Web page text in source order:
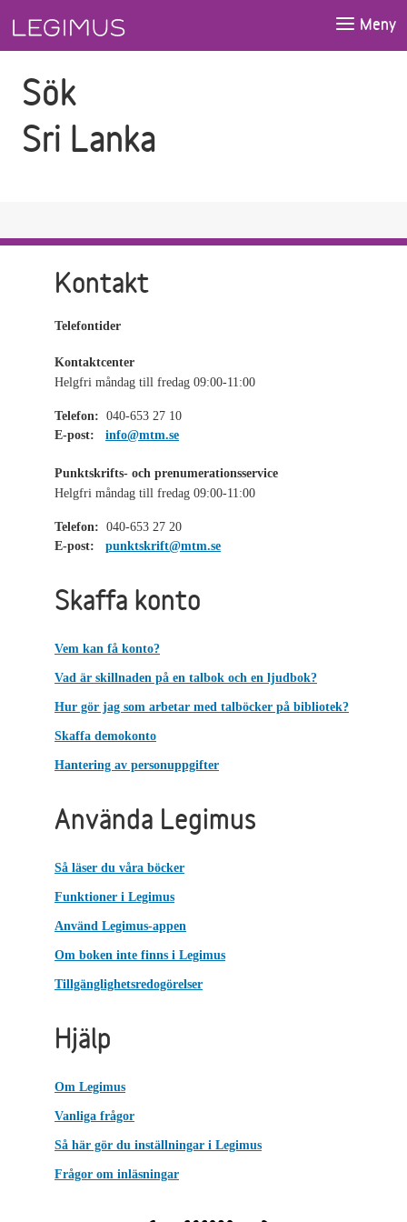
Meny
Sök
Sri Lanka
Kontakt
Telefontider
Kontaktcenter
Helgfri måndag till fredag 09:00-11:00
Telefon: 040-653 27 10
E-post:
info@mtm.se
Punktskrifts- och prenumerationsservice
Helgfri måndag till fredag 09:00-11:00
Telefon: 040-653 27 20
E-post:
punktskrift@mtm.se
Skaffa konto
Vem kan få konto?
Vad är skillnaden på en talbok och en ljudbok?
Hur gör jag som arbetar med talböcker på bibliotek?
Skaffa demokonto
Hantering av personuppgifter
Använda Legimus
Så läser du våra böcker
Funktioner i Legimus
Använd Legimus-appen
Om boken inte finns i Legimus
Tillgänglighetsredogörelser
Hjälp
Om Legimus
Vanliga frågor
Så här gör du inställningar i Legimus
Frågor om inläsningar